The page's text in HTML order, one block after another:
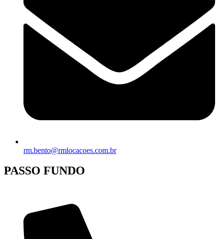
rm.bento@rmlocacoes.com.br
PASSO FUNDO